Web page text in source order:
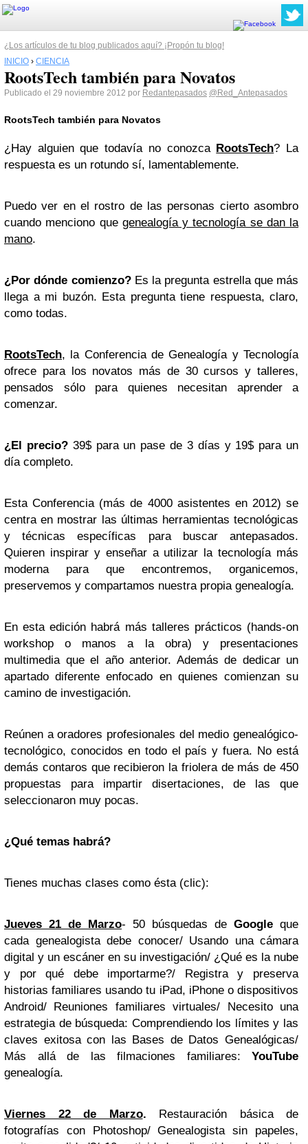
¿Los artículos de tu blog publicados aquí? ¡Propón tu blog!
INICIO › CIENCIA
RootsTech también para Novatos
Publicado el 29 noviembre 2012 por Redantepasados @Red_Antepasados
RootsTech también para Novatos
¿Hay alguien que todavía no conozca RootsTech? La
respuesta es un rotundo sí, lamentablemente.
Puedo ver en el rostro de las personas cierto asombro
cuando menciono que genealogía y tecnología se dan la
mano.
¿Por dónde comienzo?Es la pregunta estrella que más
llega a mi buzón. Esta pregunta tiene respuesta, claro,
como todas.
RootsTech, la Conferencia de Genealogía y Tecnología
ofrece para los novatos más de 30 cursos y talleres,
pensados sólo para quienes necesitan aprender a
comenzar.
¿El precio?39$ para un pase de 3 días y 19$ para un
día completo.
Esta Conferencia (más de 4000 asistentes en 2012) se
centra en mostrar las últimas herramientas tecnológicas
y técnicas específicas para buscar antepasados.
Quieren inspirar y enseñar a utilizar la tecnología más
moderna para que encontremos, organicemos,
preservemos y compartamos nuestra propia genealogía.
En esta edición habrá más talleres prácticos (hands-on
workshop o manos a la obra) y presentaciones
multimedia que el año anterior. Además de dedicar un
apartado diferente enfocado en quienes comienzan su
camino de investigación.
Reúnen a oradores profesionales del medio genealógico-
tecnológico, conocidos en todo el país y fuera. No está
demás contaros que recibieron la friolera de más de 450
propuestas para impartir disertaciones, de las que
seleccionaron muy pocas.
¿Qué temas habrá?
Tienes muchas clases como ésta (clic):
Jueves 21 de Marzo- 50 búsquedas de Google que
cada genealogista debe conocer/ Usando una cámara
digital y un escáner en su investigación/ ¿Qué es la nube
y por qué debe importarme?/ Registra y preserva
historias familiares usando tu iPad, iPhone o dispositivos
Android/ Reuniones familiares virtuales/ Necesito una
estrategia de búsqueda: Comprendiendo los límites y las
claves exitosa con las Bases de Datos Genealógicas/
Más allá de las filmaciones familiares: YouTube
genealogía.
Viernes 22 de Marzo. Restauración básica de
fotografías con Photoshop/ Genealogista sin papeles,